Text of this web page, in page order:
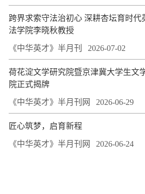
跨界求索守法治初心 深耕杏坛育时
法学院李晓秋教授
《中华英才》半月刊 2026-07-02
荷花淀文学研究院暨京津冀大学生文
院正式揭牌
《中华英才》半月刊网 2026-06-29
匠心筑梦，启育新程
《中华英才》半月刊网 2026-06-24